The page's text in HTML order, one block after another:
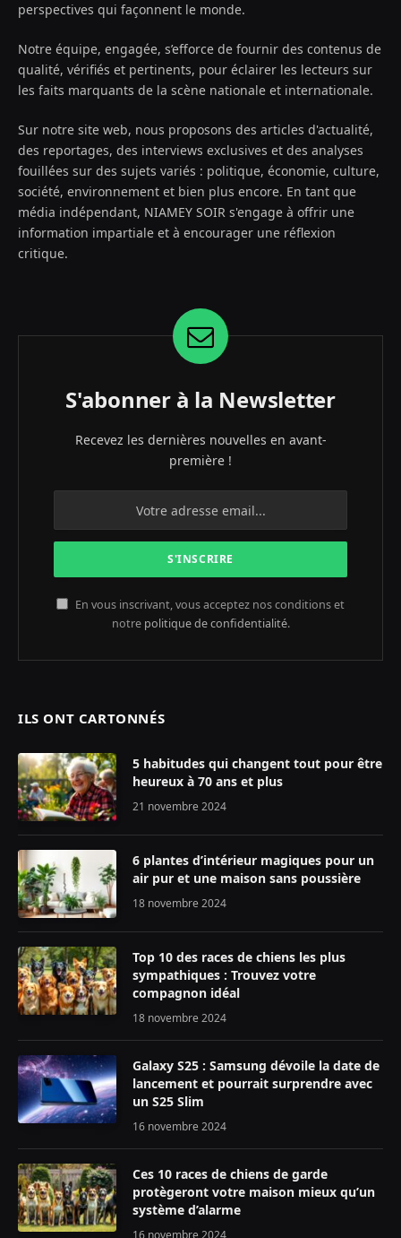
perspectives qui façonnent le monde.
Notre équipe, engagée, s’efforce de fournir des contenus de
qualité, vérifiés et pertinents, pour éclairer les lecteurs sur
les faits marquants de la scène nationale et internationale.
Sur notre site web, nous proposons des articles d'actualité,
des reportages, des interviews exclusives et des analyses
fouillées sur des sujets variés : politique, économie, culture,
société, environnement et bien plus encore. En tant que
média indépendant, NIAMEY SOIR s'engage à offrir une
information impartiale et à encourager une réflexion
critique.
S'abonner à la Newsletter
Recevez les dernières nouvelles en avant-
première !
En vous inscrivant, vous acceptez nos conditions et
notre politique de confidentialité.
ILS ONT CARTONNÉS
5 habitudes qui changent tout pour être
heureux à 70 ans et plus
21 novembre 2024
6 plantes d’intérieur magiques pour un
air pur et une maison sans poussière
18 novembre 2024
Top 10 des races de chiens les plus
sympathiques : Trouvez votre
compagnon idéal
18 novembre 2024
Galaxy S25 : Samsung dévoile la date de
lancement et pourrait surprendre avec
un S25 Slim
16 novembre 2024
Ces 10 races de chiens de garde
protègeront votre maison mieux qu’un
système d’alarme
16 novembre 2024